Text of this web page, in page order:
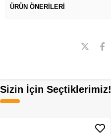
ÜRÜN ÖNERILERI
Sizin İçin Seçtiklerimiz!